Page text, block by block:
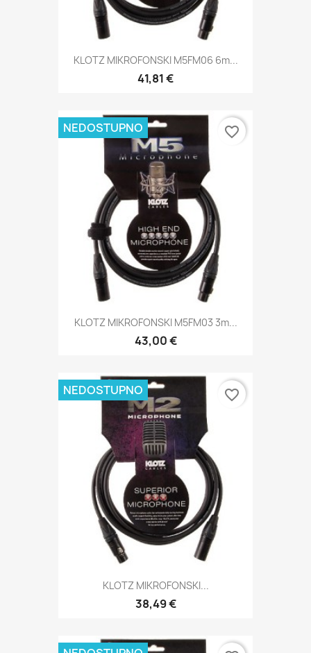
KLOTZ MIKROFONSKI M5FM06 6m...
41,81 €
KLOTZ MIKROFONSKI M5FM03 3m...
43,00 €
NEDOSTUPNO favorite_border
KLOTZ MIKROFONSKI...
38,49 €
NEDOSTUPNO favorite_border